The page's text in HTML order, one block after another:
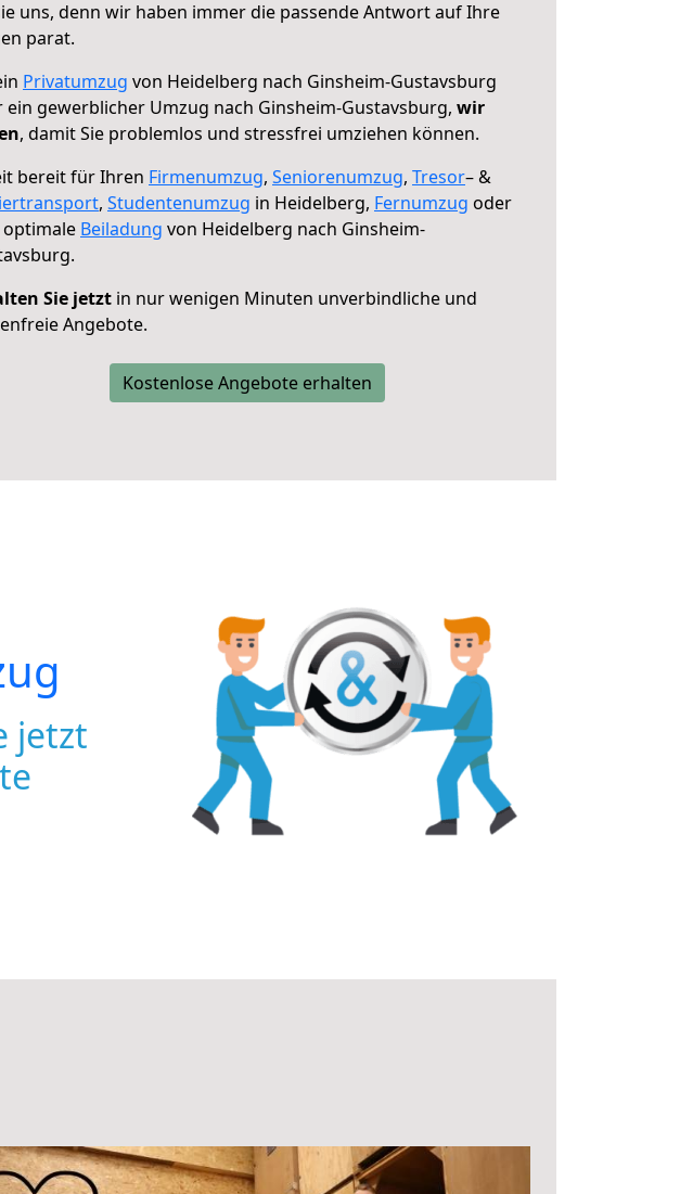
uns, denn wir haben immer die passende Antwort auf Ihre
parat.
Privatumzug von Heidelberg nach Ginsheim-Gustavsburg
ein gewerblicher Umzug nach Ginsheim-Gustavsburg, wir
, damit Sie problemlos und stressfrei umziehen können.
bereit für Ihren Firmenumzug, Seniorenumzug, Tresor– &
, Studentenumzug in Heidelberg, Fernumzug oder
optimale Beiladung von Heidelberg nach Ginsheim-
Sie jetzt in nur wenigen Minuten unverbindliche und
Angebote.
Kostenlose Angebote erhalten
jetzt